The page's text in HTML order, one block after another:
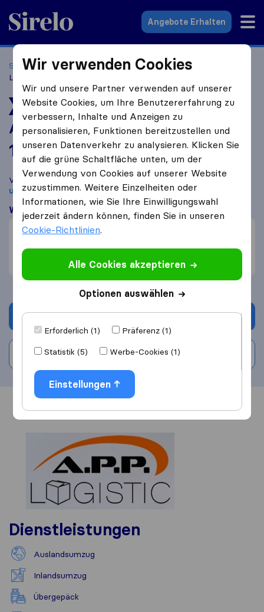
Sirelo.at
Angebote Erhalten
Startseite Umzugsfirmen Umzugsfirmen Wien
LOGISTIC
BESTBEWERTETES UMZUGSUNTERNEHMEN
A.P.P. LOGISTIC
10,0 basierend auf119
Sirelo und Google Bewertungen
i
Vergleichen Sie A.P.P. LOGISTIC mit anderenUmzugs​
unternehmenaus Wien
Was Kunden sagen
Professionell (4)
Kommunikation (2)
Angebot anfordern
Bewertung schreiben
Übersicht Bewertungen Quellen
Dienstleistungen
Auslandsumzug
Inlandsumzug
Übergepäck
Wir verwenden Cookies
Wir und unsere Partner verwenden auf unserer
Website Cookies, um Ihre Benutzererfahrung zu
verbessern, Inhalte und Anzeigen zu
personalisieren, Funktionen bereitzustellen und
unseren Datenverkehr zu analysieren. Klicken Sie
auf die grüne Schaltfläche unten, um der
Verwendung von Cookies auf unserer Website
zuzustimmen. Weitere Einzelheiten oder
Informationen, wie Sie Ihre Einwilligungswahl
jederzeit ändern können, finden Sie in unseren
Cookie-Richtlinien.
Alle Cookies akzeptieren
Optionen auswählen
Erforderlich (1)
Präferenz (1)
Statistik (5)
Werbe-Cookies (1)
Einstellungen